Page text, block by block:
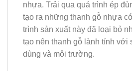
nhựa. Trải qua quá trình ép
tạo ra những thanh gỗ nhựa
trình sản xuất này đã loại bỏ
tạo nên thanh gỗ lành tính
dùng và môi trường.